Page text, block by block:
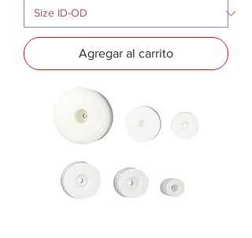
Agregar al carrito